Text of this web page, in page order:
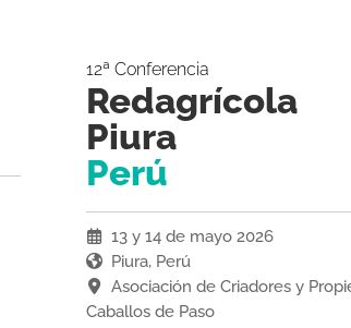
12ª Conferencia
Redagrícola
Piura
Perú
13 y 14 de mayo 2026
Piura, Perú
Asociación de Criadores y
Caballos de Paso